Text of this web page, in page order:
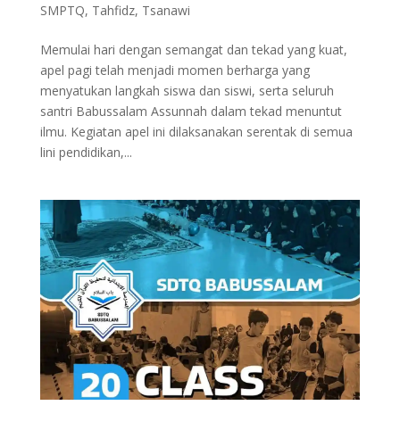
SMPTQ, Tahfidz, Tsanawi
Memulai hari dengan semangat dan tekad yang kuat,
apel pagi telah menjadi momen berharga yang
menyatukan langkah siswa dan siswi, serta seluruh
santri Babussalam Assunnah dalam tekad menuntut
ilmu. Kegiatan apel ini dilaksanakan serentak di semua
lini pendidikan,...